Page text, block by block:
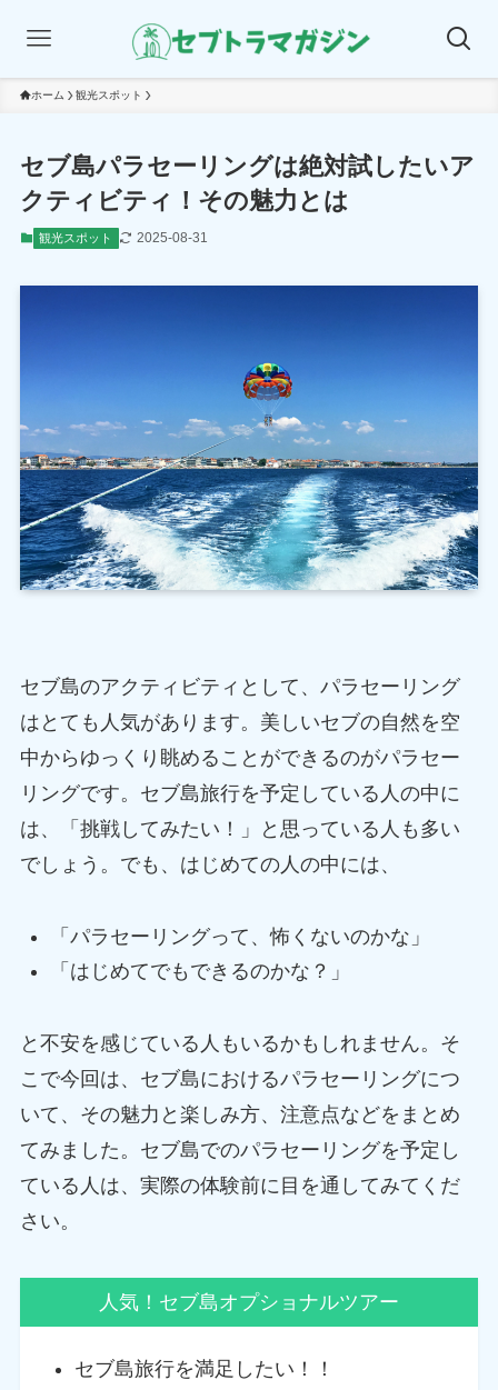
ホーム 観光スポット
セブ島パラセーリングは絶対試したいア
クティビティ！その魅力とは
観光スポット 2025-08-31
セブ島のアクティビティとして、パラセーリング
はとても人気があります。美しいセブの自然を空
中からゆっくり眺めることができるのがパラセー
リングです。セブ島旅行を予定している人の中に
は、「挑戦してみたい！」と思っている人も多い
でしょう。でも、はじめての人の中には、
「パラセーリングって、怖くないのかな」
「はじめてでもできるのかな？」
と不安を感じている人もいるかもしれません。そ
こで今回は、セブ島におけるパラセーリングにつ
いて、その魅力と楽しみ方、注意点などをまとめ
てみました。セブ島でのパラセーリングを予定し
ている人は、実際の体験前に目を通してみてくだ
さい。
人気！セブ島オプショナルツアー
セブ島旅行を満足したい！！